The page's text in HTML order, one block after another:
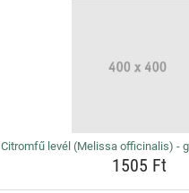
Citromfű levél (Melissa officinalis) -
1505 Ft